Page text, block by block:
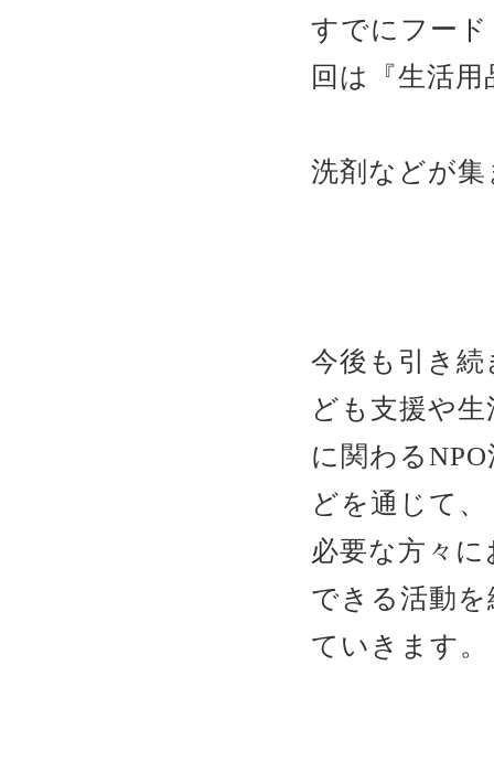
すでにフー
回は『生活
洗剤などが
今後も引き続
ども支援や生
に関わる
どを通じて、
必要な方々に
できる活動
ていきます。